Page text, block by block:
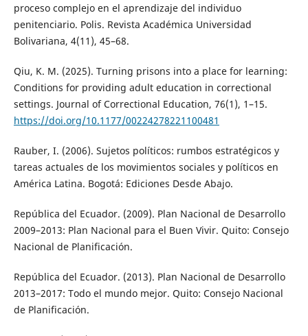
proceso complejo en el aprendizaje del individuo
penitenciario. Polis. Revista Académica Universidad
Bolivariana, 4(11), 45–68.
Qiu, K. M. (2025). Turning prisons into a place for learning:
Conditions for providing adult education in correctional
settings. Journal of Correctional Education, 76(1), 1–15.
https://doi.org/10.1177/00224278221100481
Rauber, I. (2006). Sujetos políticos: rumbos estratégicos y
tareas actuales de los movimientos sociales y políticos en
América Latina. Bogotá: Ediciones Desde Abajo.
República del Ecuador. (2009). Plan Nacional de Desarrollo
2009–2013: Plan Nacional para el Buen Vivir. Quito: Consejo
Nacional de Planificación.
República del Ecuador. (2013). Plan Nacional de Desarrollo
2013–2017: Todo el mundo mejor. Quito: Consejo Nacional
de Planificación.